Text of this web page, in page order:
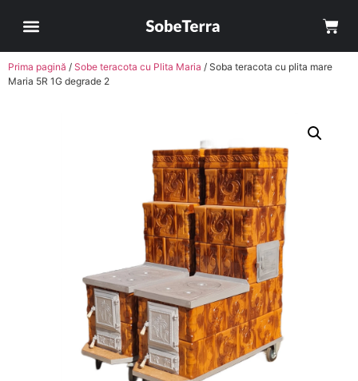
Prima pagină / Sobe teracota cu Plita Maria / Soba teracota cu plita mare
Maria 5R 1G degrade 2